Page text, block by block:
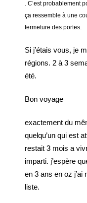
. C’est probablement
ça ressemble à une
fermeture des portes.
Si j’étais vous, je
régions. 2 à 3
été.
Bon voyage
exactement du
quelqu’un qui est
restait 3 mois a
imparti. j’espère
en 3 ans en oz
liste.